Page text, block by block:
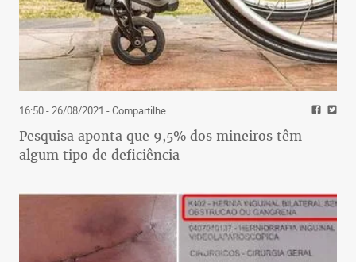
16:50 - 26/08/2021 - Compartilhe
Pesquisa aponta que 9,5% dos mineiros têm
algum tipo de deficiência